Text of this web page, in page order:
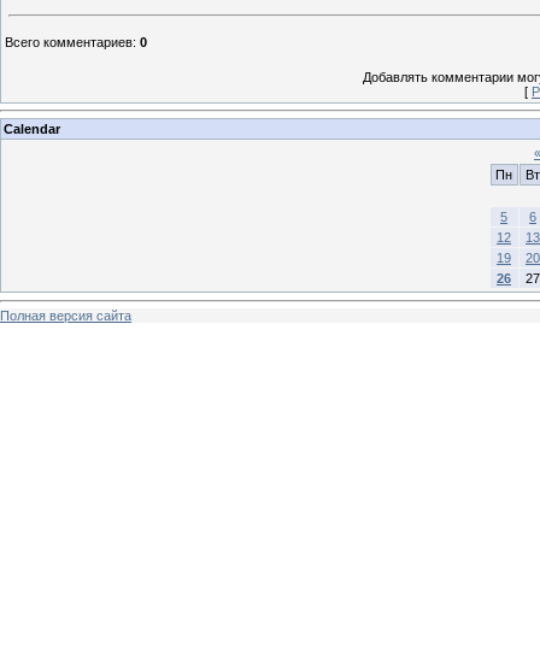
Всего комментариев: 0
Добавлять комментарии
[
Calendar
«
Пн
Вт
5
6
12
13
19
20
26
27
Полная версия сайта